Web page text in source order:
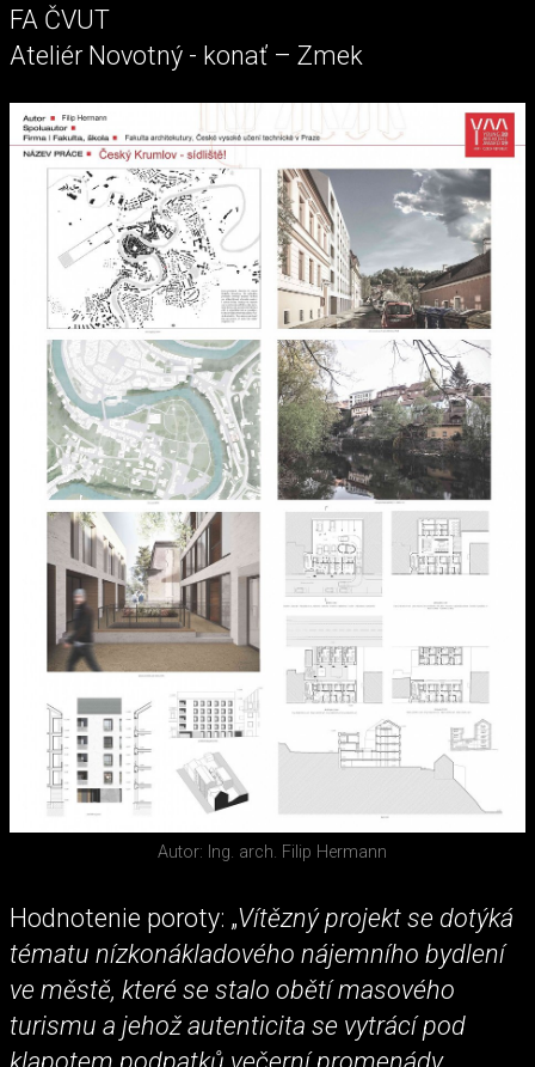
FA ČVUT
Ateliér Novotný - konať – Zmek
Autor: Ing. arch. Filip Hermann
Hodnotenie poroty: „Vítězný projekt se dotýká
tématu nízkonákladového nájemního bydlení
ve městě, které se stalo obětí masového
turismu a jehož autenticita se vytrácí pod